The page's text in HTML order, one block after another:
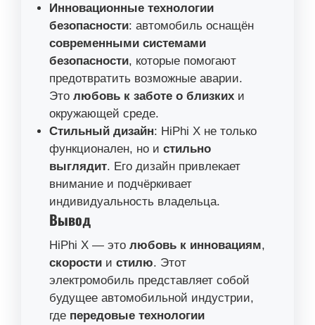
Инновационные технологии
безопасности: автомобиль оснащён
современными системами
безопасности, которые помогают
предотвратить возможные аварии.
Это любовь к заботе о близких и
окружающей среде.
Стильный дизайн: HiPhi X не только
функционален, но и стильно
выглядит. Его дизайн привлекает
внимание и подчёркивает
индивидуальность владельца.
Вывод
HiPhi X — это любовь к инновациям,
скорости и стилю. Этот
электромобиль представляет собой
будущее автомобильной индустрии,
где передовые технологии